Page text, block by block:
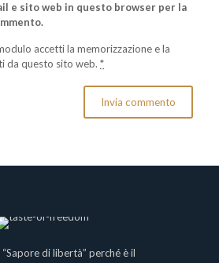
e sito web in questo browser per la
accetti la memorizzazione e la
da questo sito web. *
di libertà” perché è il